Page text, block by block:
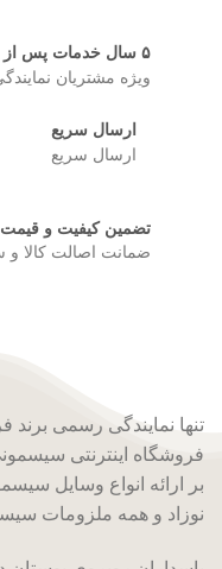
۵ سال خدمات پس از فروش
ویژه مشتریان
ارسال سریع
ارسال سریع
تضمین کیفیت و قیمت
ضمانت اصالت کالا
فروشگاه اینترنتی
بر ارائه‌ انواع وسایل
نوزاد و همه ملزومات